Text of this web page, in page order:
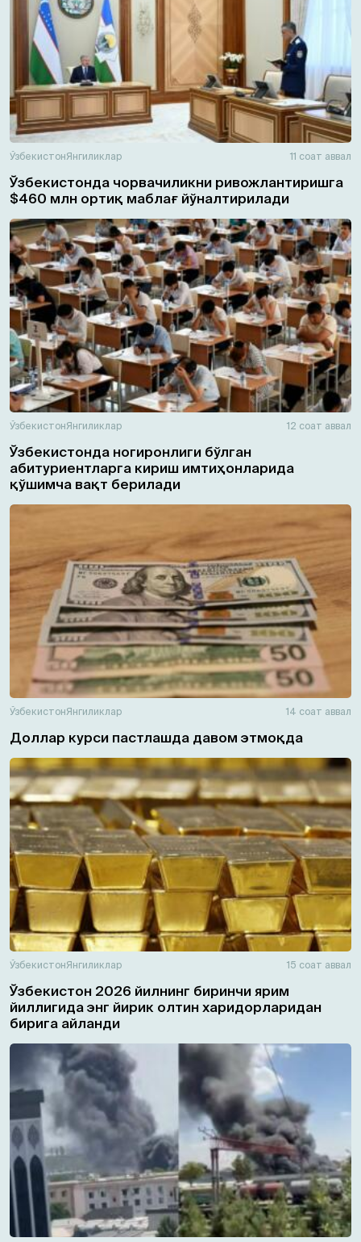
ЎзбекистонЯнгиликлар 11 соат аввал
Ўзбекистонда чорвачиликни ривожлантиришга
$460 млн ортиқ маблағ йўналтирилади
ЎзбекистонЯнгиликлар 12 соат аввал
Ўзбекистонда ногиронлиги бўлган
абитуриентларга кириш имтиҳонларида
қўшимча вақт берилади
ЎзбекистонЯнгиликлар 14 соат аввал
Доллар курси пастлашда давом этмоқда
ЎзбекистонЯнгиликлар 15 соат аввал
Ўзбекистон 2026 йилнинг биринчи ярим
йиллигида энг йирик олтин харидорларидан
бирига айланди